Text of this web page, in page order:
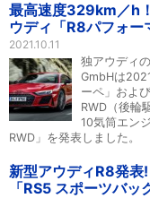
最高速度329km／h
ウディ「R8パフォ
2021.10.11
独アウディ
GmbHは
ーペ」およ
RWD（後輪
10気筒エン
RWD」を発表しました。
新型アウディR8発表
「RS5 スポーツバッ